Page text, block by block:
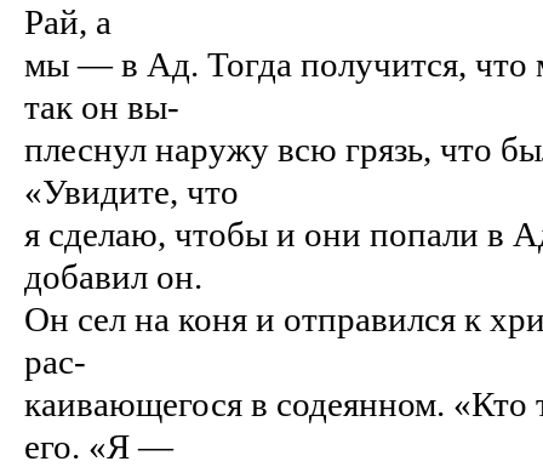
Рай, а
мы — в Ад. Тогда получится,
так он вы-
плеснул наружу всю грязь, что
«Увидите, что
я сделаю, чтобы и они попали в
добавил он.
Он сел на коня и отправился к
рас-
каивающегося в содеянном.
его. «Я —